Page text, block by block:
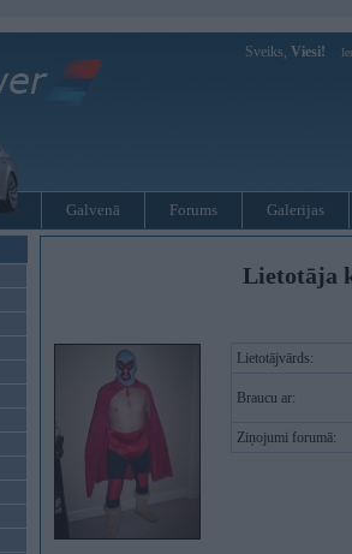
Sveiks, Viesi!
Galvenā Forums Galerijas
Lietotāja
Lietotājvārds:
Braucu ar:
Ziņojumi forumā: